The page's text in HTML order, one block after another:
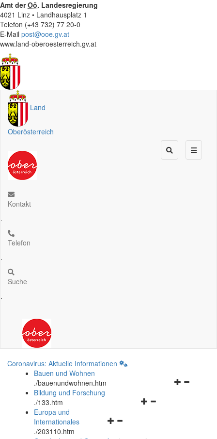
Amt derOö. Landesregierung
4021 Linz • Landhausplatz 1
Telefon (+43 732) 77 20-0
E-Mail post@ooe.gv.at
www.land-oberoesterreich.gv.at
Land
Oberösterreich
Kontakt
.
Telefon
.
Suche
.
Coronavirus: Aktuelle Informationen
Bauen und Wohnen
./bauenundwohnen.htm
Navigationsmenü
Bildung und Forschung
./133.htm
Navigationsmenü
Europa und
Internationales
./203110.htm